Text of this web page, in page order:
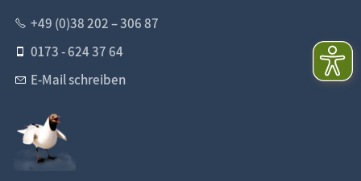
+49 (0)38 202 – 306 87
0173 - 624 37 64
E-Mail schreiben